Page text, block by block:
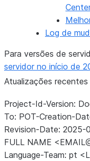
Log de
Para versões de
servidor no início de
Atualizações recentes
Project-Id-Version:
To: POT-Creation-
Revision-Date: 2025-
FULL NAME
Language-Team: pt